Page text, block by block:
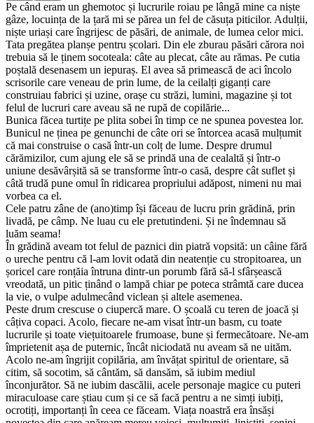
Pe când eram un ghemotoc și lucrurile roiau pe lângă mine ca niște
gâze, locuința de la țară mi se părea un fel de căsuța piticilor. Adulții,
niște uriași care îngrijesc de păsări, de animale, de lumea celor mici.
Tata pregătea planșe pentru școlari. Din ele zburau păsări cărora noi
trebuia să le ținem socoteala: câte au plecat, câte au rămas. Pe cutia
poștală desenasem un iepuraș. El avea să primească de aci încolo
scrisorile care veneau de prin lume, de la ceilalți giganți care
construiau fabrici și uzine, orașe cu străzi, lumini, magazine și tot
felul de lucruri care aveau să ne rupă de copilărie...
Bunica făcea turtițe pe plita sobei în timp ce ne spunea povestea lor.
Bunicul ne ținea pe genunchi de câte ori se întorcea acasă mulțumit
că mai construise o casă într-un colț de lume. Despre drumul
cărămizilor, cum ajung ele să se prindă una de cealaltă și într-o
uniune desăvârșită să se transforme într-o casă, despre cât suflet și
câtă trudă pune omul în ridicarea propriului adăpost, nimeni nu mai
vorbea ca el.
Cele patru zâne de (ano)timp își făceau de lucru prin grădină, prin
livadă, pe câmp. Ne luau cu ele pretutindeni. Și ne îndemnau să
luăm seama!
În grădină aveam tot felul de paznici din piatră vopsită: un câine fără
o ureche pentru că l-am lovit odată din neatenție cu stropitoarea, un
șoricel care ronțăia întruna dintr-un porumb fără să-l sfârșească
vreodată, un pitic ținând o lampă chiar pe poteca strâmtă care ducea
la vie, o vulpe adulmecând viclean și altele asemenea.
Peste drum crescuse o ciupercă mare. O școală cu teren de joacă și
câțiva copaci. Acolo, fiecare ne-am visat într-un basm, cu toate
lucrurile și toate viețuitoarele frumoase, bune și fermecătoare. Ne-am
împrietenit așa de puternic, încât niciodată nu aveam să ne uităm.
Acolo ne-am îngrijit copilăria, am învățat spiritul de orientare, să
citim, să socotim, să cântăm, să dansăm, să iubim mediul
înconjurător. Să ne iubim dascălii, acele personaje magice cu puteri
miraculoase care știau cum și ce să facă pentru a ne simți iubiți,
ocrotiți, importanți în ceea ce făceam. Viața noastră era însăși